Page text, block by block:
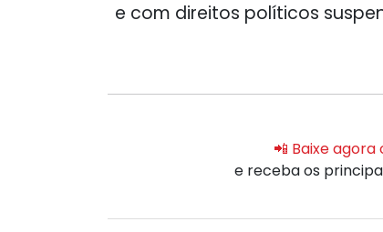
e com direitos políticos
📲 Baixe agora
e receba os